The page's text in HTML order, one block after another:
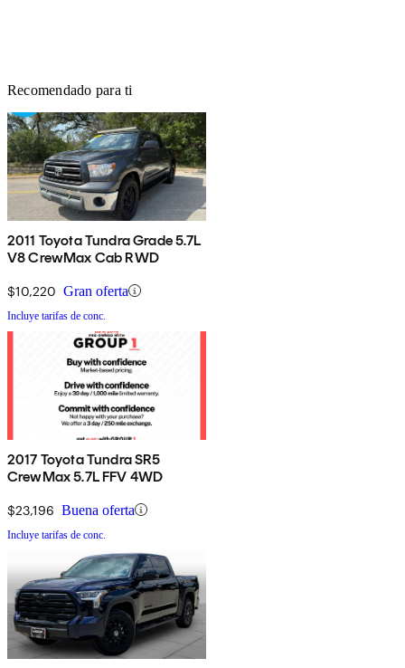
Recomendado para ti
2011 Toyota Tundra Grade 5.7L
V8 CrewMax Cab RWD
$10,220 Gran oferta
Incluye tarifas de conc.
2017 Toyota Tundra SR5
CrewMax 5.7L FFV 4WD
$23,196 Buena oferta
Incluye tarifas de conc.